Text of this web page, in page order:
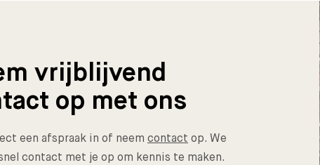
vrijblijvend
op met ons
een afspraak in of neem contact op. We
contact met je op om kennis te maken.